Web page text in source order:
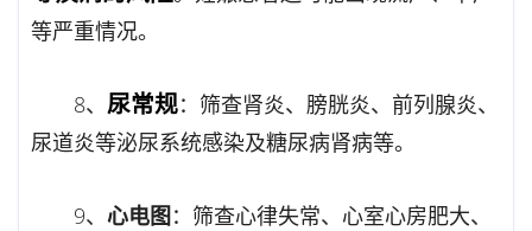
等严重情况。
8、 尿常规：筛查肾炎、膀胱炎、前列腺炎、
尿道炎等泌尿系统感染及糖尿病肾病等。
9、 心电图：筛查心律失常、心室心房肥大、